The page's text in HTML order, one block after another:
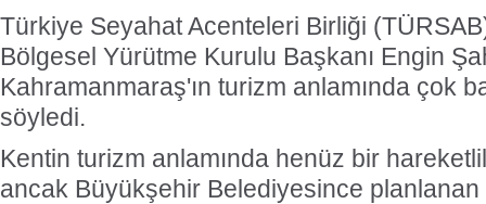
Türkiye Seyahat Acenteleri Birliği
Bölgesel Yürütme Kurulu Başkanı Engin
Kahramanmaraş'ın turizm anlamında çok
söyledi.
Kentin turizm anlamında henüz bir
ancak Büyükşehir Belediyesince